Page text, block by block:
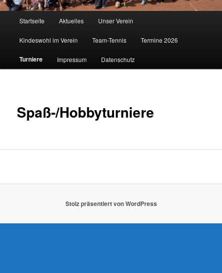
Startseite Aktuelles Unser Verein
Kindeswohl im Verein Team-Tennis Termine 2026
Turniere Impressum Datenschutz
Spaß-/Hobbyturniere
Stolz präsentiert von WordPress